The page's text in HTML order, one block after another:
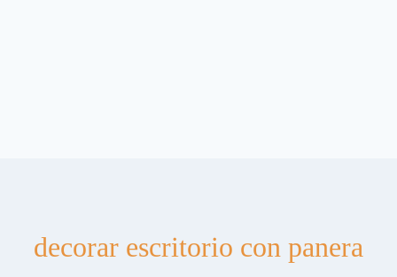
decorar escritorio con panera